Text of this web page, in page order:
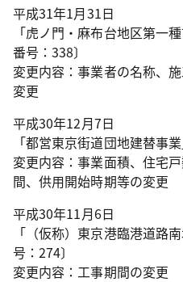
平成31年1月31日
「虎ノ門・麻布台地区第一
番号：338〕
変更内容：事業者の名称、
変更
平成30年12月7日
「都営東京街道団地建替事
変更内容：事業面積、住宅
間、供用開始時期等の変更
平成30年11月6日
「（仮称）東京港臨港道路
号：274〕
変更内容：工事期間の変更